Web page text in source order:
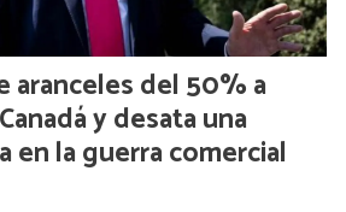
aranceles del 50% a
y desata una
en la guerra comercial